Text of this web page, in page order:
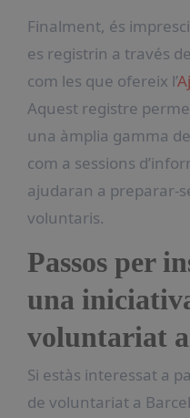
Finalment, és
es registrin a través
com les que ofereix l’
Aquest registre
una àmplia gamma
com a sessions
ajudaran a preparar-
voluntaris.
Passos per
una
voluntariat
Si estàs interessat a
de voluntariat a